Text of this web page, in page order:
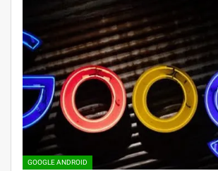
GOOGLE ANDROID